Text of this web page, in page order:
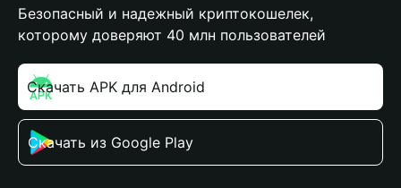
Безопасный и надежный криптокошелек,
которому доверяют 40 млн пользователей
Скачать APK для Android
Скачать из Google Play